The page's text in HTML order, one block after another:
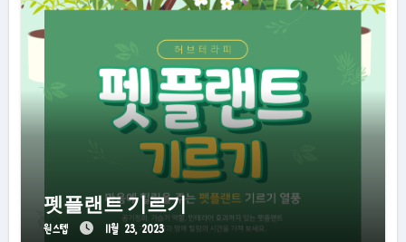
펫플랜트 기르기
원스텝 11월 23, 2023